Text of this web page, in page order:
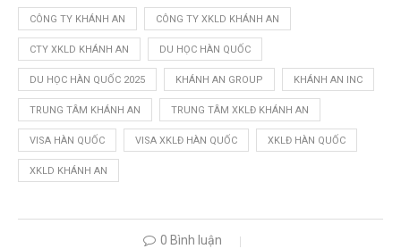
CÔNG TY KHÁNH AN CÔNG TY XKLD KHÁNH AN
CTY XKLD KHÁNH AN DU HỌC HÀN QUỐC
DU HỌC HÀN QUỐC 2025 KHÁNH AN GROUP KHÁNH AN INC
TRUNG TÂM KHÁNH AN TRUNG TÂM XKLĐ KHÁNH AN
VISA HÀN QUỐC VISA XKLĐ HÀN QUỐC XKLĐ HÀN QUỐC
XKLD KHÁNH AN
0 Bình luận